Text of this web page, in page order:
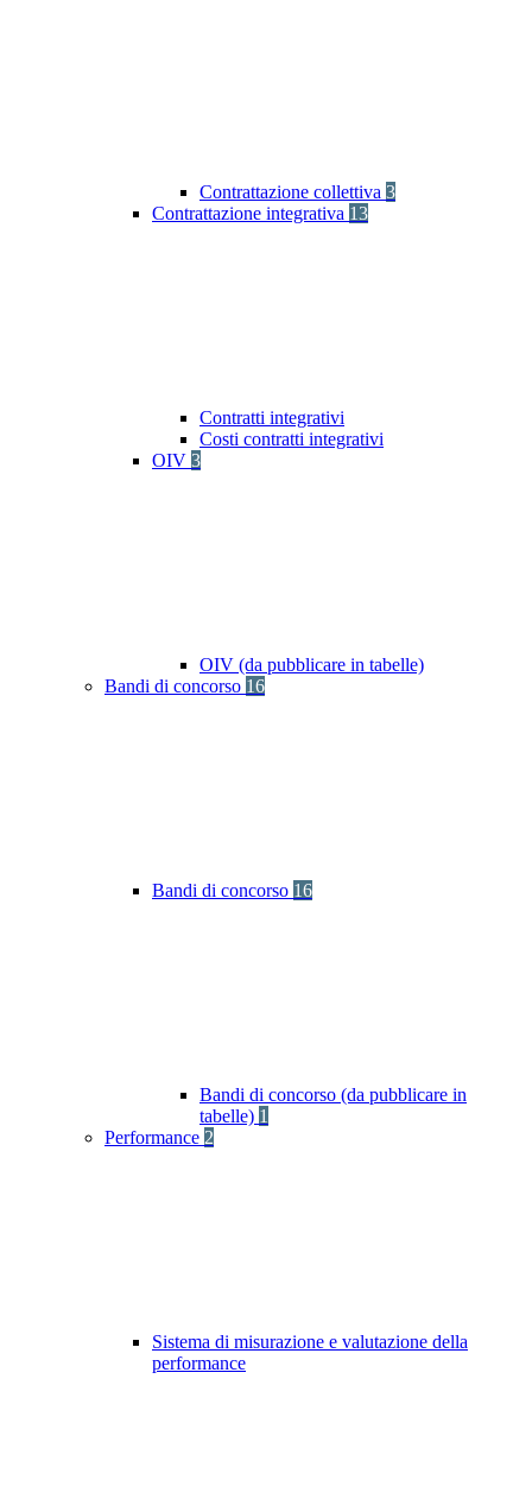
Contrattazione collettiva 3
Contrattazione integrativa 13
Contratti integrativi
Costi contratti integrativi
OIV 3
OIV (da pubblicare in tabelle)
Bandi di concorso 16
Bandi di concorso 16
Bandi di concorso (da pubblicare in
tabelle) 1
Performance 2
Sistema di misurazione e valutazione della
performance